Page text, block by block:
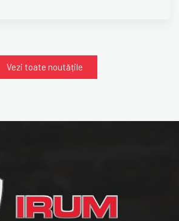
Vezi toate noutățile